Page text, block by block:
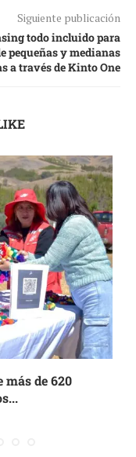
Siguiente publicación
todo incluido para
pequeñas y medianas
a través de Kinto One
de 620